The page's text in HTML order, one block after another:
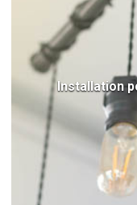
Installation